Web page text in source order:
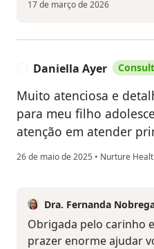
17 de março de 2026
Daniella Ayer
Muito atenciosa e
para meu filho
atenção em atender
26 de maio de 2025 • Nurture
Dra. Fernanda
Obrigada pelo carinho
prazer enorme ajudar